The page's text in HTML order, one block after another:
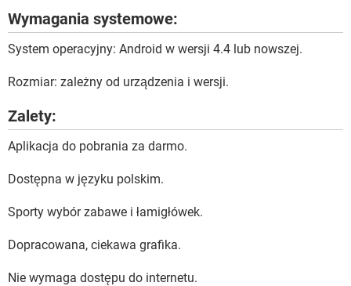
Wymagania systemowe:
System operacyjny: Android w wersji 4.4 lub nowszej.
Rozmiar: zależny od urządzenia i wersji.
Zalety:
Aplikacja do pobrania za darmo.
Dostępna w języku polskim.
Sporty wybór zabawe i łamigłówek.
Dopracowana, ciekawa grafika.
Nie wymaga dostępu do internetu.